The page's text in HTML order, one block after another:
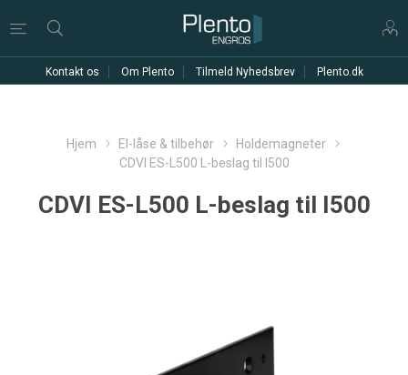
Kontakt os Om Plento Tilmeld Nyhedsbrev Plento.dk
Hjem El-låse & tilbehør
Holdemagneter
CDVI ES-L500 L-beslag til I500
CDVI ES-L500 L-beslag til I500